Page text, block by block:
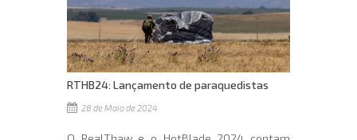
RTHB24: Lançamento de paraquedistas
28 de Maio de 2024